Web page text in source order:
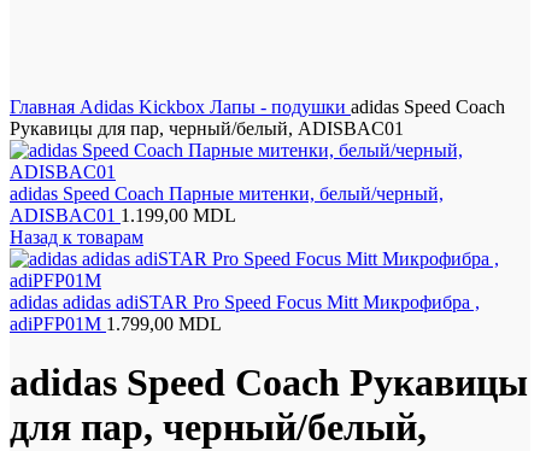
Главная Adidas Kickbox Лапы - подушки adidas Speed Coach
Рукавицы для пар, черный/белый, ADISBAC01
adidas Speed Coach Парные митенки, белый/черный,
ADISBAC01 1.199,00 MDL
Назад к товарам
adidas adidas adiSTAR Pro Speed Focus Mitt Микрофибра ,
adiPFP01M 1.799,00 MDL
adidas Speed Coach Рукавицы
для пар, черный/белый,